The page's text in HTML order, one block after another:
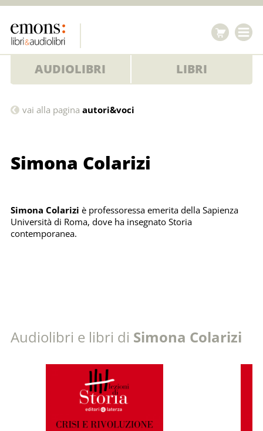
AUDIOLIBRI LIBRI
Simona
vai alla pagina autori&voci
Simona Colarizi
Simona Colarizi è professoressa emerita della Sapienza
Università di Roma, dove ha insegnato Storia
contemporanea.
Audiolibri e libri di Simona Colarizi